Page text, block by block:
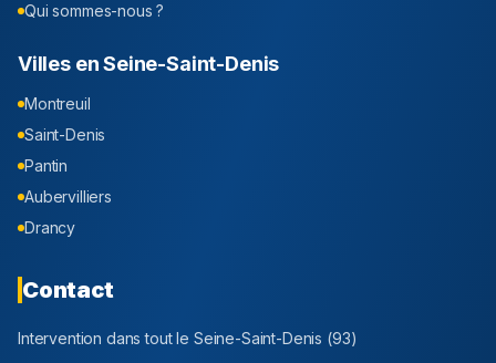
Qui sommes-nous ?
Villes enSeine-Saint-Denis
Montreuil
Saint-Denis
Pantin
Aubervilliers
Drancy
Contact
Intervention dans tout le Seine-Saint-Denis (93)